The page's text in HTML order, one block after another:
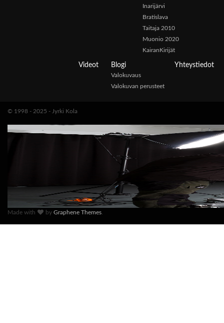
Inarijärvi
Bratislava
Taitaja 2010
Muonio 2020
KairanKirijät
Videot Blogi
Valokuvaus
Valokuvan perusteet
Yhteystiedot
© 1998 - 2025 - Jyrki Kola
Made with byGraphene Themes